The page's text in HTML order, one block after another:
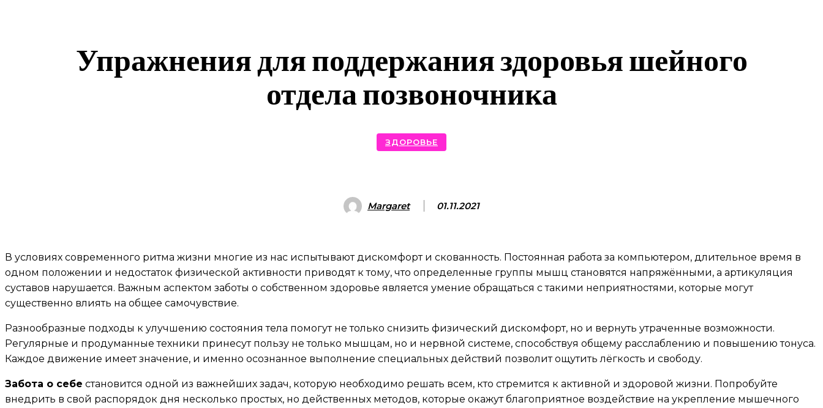
Упражнения для поддержания здоровья шейного
отдела позвоночника
ЗДОРОВЬЕ
Margaret 01.11.2021
В условиях современного ритма жизни многие из нас испытывают дискомфорт и скованность. Постоянная работа за компьютером, длительное время в
одном положении и недостаток физической активности приводят к тому, что определенные группы мышц становятся напряжёнными, а артикуляция
суставов нарушается. Важным аспектом заботы о собственном здоровье является умение обращаться с такими неприятностями, которые могут
существенно влиять на общее самочувствие.
Разнообразные подходы к улучшению состояния тела помогут не только снизить физический дискомфорт, но и вернуть утраченные возможности.
Регулярные и продуманные техники принесут пользу не только мышцам, но и нервной системе, способствуя общему расслаблению и повышению тонуса.
Каждое движение имеет значение, и именно осознанное выполнение специальных действий позволит ощутить лёгкость и свободу.
Забота о себе становится одной из важнейших задач, которую необходимо решать всем, кто стремится к активной и здоровой жизни. Попробуйте
внедрить в свой распорядок дня несколько простых, но действенных методов, которые окажут благоприятное воздействие на укрепление мышечного